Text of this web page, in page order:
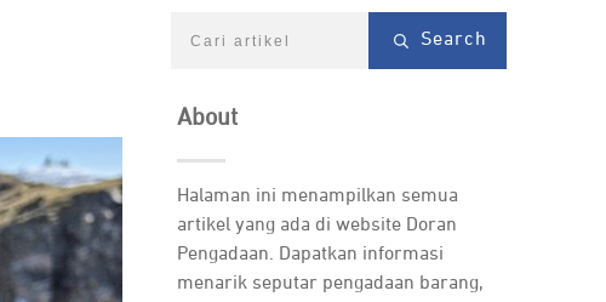
Search
About
Halaman ini menampilkan semua
artikel yang ada di website Doran
Pengadaan. Dapatkan informasi
menarik seputar pengadaan barang,